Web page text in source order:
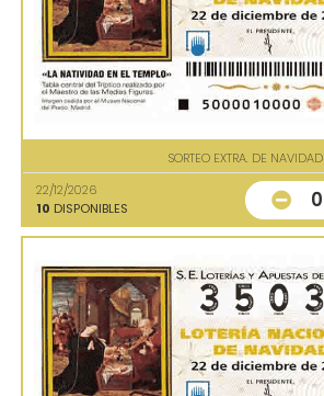
SORTEO EXTRA. DE NAVIDAD
22/12/2026
10 DISPONIBLES 0